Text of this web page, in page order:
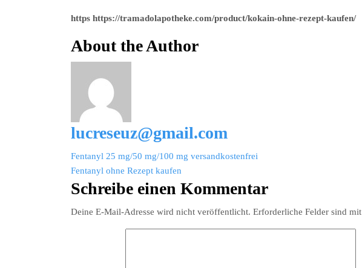
https https://tramadolapotheke.com/product/kokain-ohne-rezept-kaufen/
About the Author
lucreseuz@gmail.com
Beitragsnavigation
Fentanyl 25 mg/50 mg/100 mg versandkostenfrei
Fentanyl ohne Rezept kaufen
Schreibe einen Kommentar
Deine E-Mail-Adresse wird nicht veröffentlicht. Erforderliche Felder sind mit